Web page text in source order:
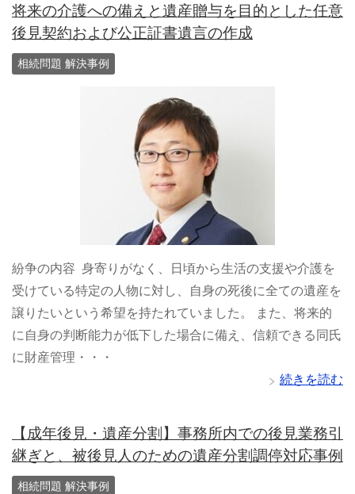
将来の介護への備えと遺産贈与を目的とした任意
後見契約および公正証書遺言の作成
相続問題 解決事例
紛争の内容 身寄りがなく、日頃から生活の支援や介護を
受けている特定の人物に対し、自身の死後に全ての遺産を
譲りたいという希望を持たれていました。 また、将来的
に自身の判断能力が低下した場合に備え、信頼できる同氏
に財産管理・・・
続きを読む
【成年後見・遺産分割】事務所内での後見業務引
継ぎと、被後見人のための遺産分割調停対応事例
相続問題 解決事例